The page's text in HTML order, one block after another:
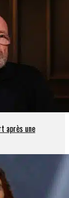
après une